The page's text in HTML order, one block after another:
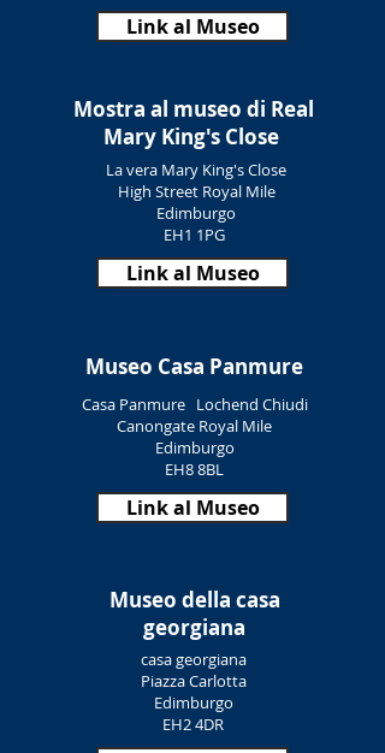
Link al Museo
Mostra al museo di Real
Mary King's Close
La vera Mary King's Close
High Street Royal Mile
Edimburgo
EH1 1PG
Link al Museo
Museo Casa Panmure
Casa Panmure Lochend Chiudi
Canongate Royal Mile
Edimburgo
EH8 8BL
Link al Museo
Museo della casa
georgiana
casa georgiana
Piazza Carlotta
Edimburgo
EH2 4DR